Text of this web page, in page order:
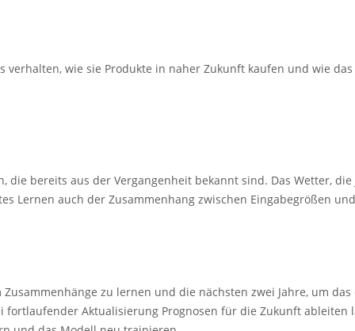
wie sie Produkte in naher Zukunft kaufen und
bereits aus der Vergangenheit bekannt sind. Das Wetter,
Lernen auch der Zusammenhang zwischen Eingabegrößen
zu lernen und die nächsten zwei Jahre, um
Aktualisierung Prognosen für die Zukunft